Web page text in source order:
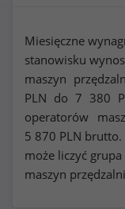
Miesięczne
stanowisku
maszyn
PLN do 7 380
operatorów
5 870 PLN
może liczyć
maszyn